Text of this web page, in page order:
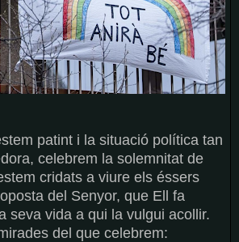
patint i la situació política tan
celebrem la solemnitat de
cridats a viure els éssers
del Senyor, que Ell fa
seva vida a qui la vulgui acollir.
del que celebrem: